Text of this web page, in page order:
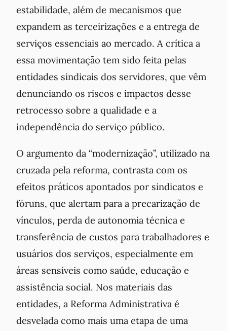
estabilidade, além de mecanismos que
expandem as terceirizações e a entrega de
serviços essenciais ao mercado. A crítica a
essa movimentação tem sido feita pelas
entidades sindicais dos servidores, que vêm
denunciando os riscos e impactos desse
retrocesso sobre a qualidade e a
independência do serviço público.
O argumento da “modernização”, utilizado na
cruzada pela reforma, contrasta com os
efeitos práticos apontados por sindicatos e
fóruns, que alertam para a precarização de
vínculos, perda de autonomia técnica e
transferência de custos para trabalhadores e
usuários dos serviços, especialmente em
áreas sensíveis como saúde, educação e
assistência social. Nos materiais das
entidades, a Reforma Administrativa é
desvelada como mais uma etapa de uma